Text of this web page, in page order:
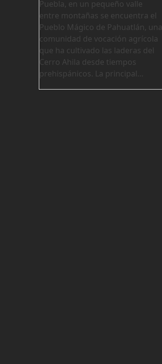
Puebla, en un pequeño valle
entre montañas se encuentra el
Pueblo Mágico de Pahuatlán, una
comunidad de vocación agrícola
que ha cultivado las laderas del
Cerro Ahila desde tiempos
prehispánicos. La principal…